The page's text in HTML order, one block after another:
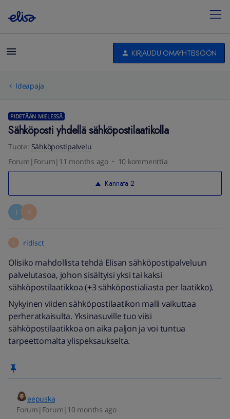
KIRJAUDU OMAYHTEISÖÖN
Ideapaja
PIDETÄÄN MIELESSÄ
Sähköposti yhdellä sähköpostilaatikolla
Tuote: Sähköpostipalvelu
Forum|Forum|11 months ago
10 kommenttia
Kannata 2
J R
R ridlsct
Olisiko mahdollista tehdä Elisan sähköpostipalveluun
palvelutasoa, johon sisältyisi yksi tai kaksi
sähköpostilaatikkoa (+3 sähköpostialiasta per laatikko).
Nykyinen viiden sähköpostilaatikon malli vaikuttaa
perheratkaisulta. Yksinasuville tuo viisi
sähköpostilaatikkoa on aika paljon ja voi tuntua
tarpeettomalta ylispeksaukselta.
eepuska
Forum|Forum|10 months ago